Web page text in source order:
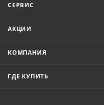
СЕРВИС
АКЦИИ
КОМПАНИЯ
ГДЕ КУПИТЬ